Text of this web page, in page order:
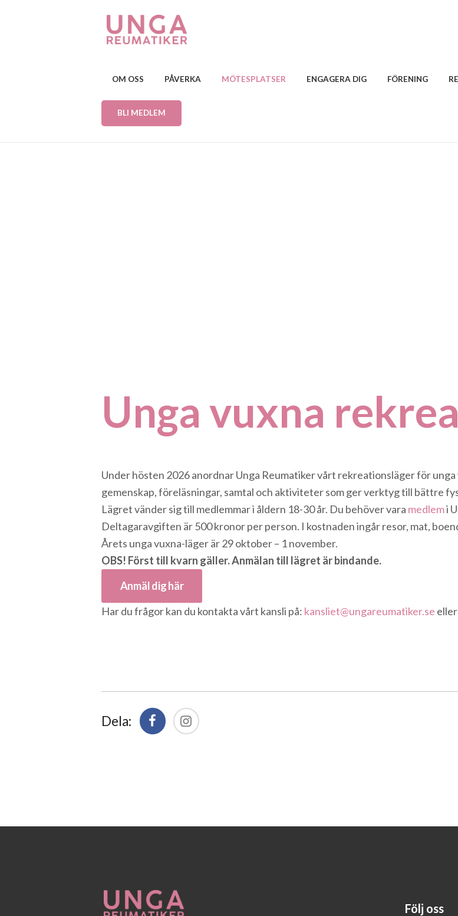
OM OSS PÅVERKA MÖTESPLATSER ENGAGERA DIG FÖRENING
BLI MEDLEM
Unga vuxna
Under hösten 2026 anordnar Unga Reumatiker vårt rekreationsläger för
gemenskap, föreläsningar, samtal och aktiviteter som ger verktyg till bättre
Lägret vänder sig till medlemmar i åldern 18-30 år. Du behöver vara medlemi
Deltagaravgiften är 500 kronor per person. I kostnaden ingår resor, mat,
Årets unga vuxna-läger är 29 oktober – 1 november.
OBS! Först till kvarn gäller. Anmälan till lägret är bindande.
Anmäl dig här
Har du frågor kan du kontakta vårt kansli på: kansliet@ungareumatiker.se
Dela:
Följ oss